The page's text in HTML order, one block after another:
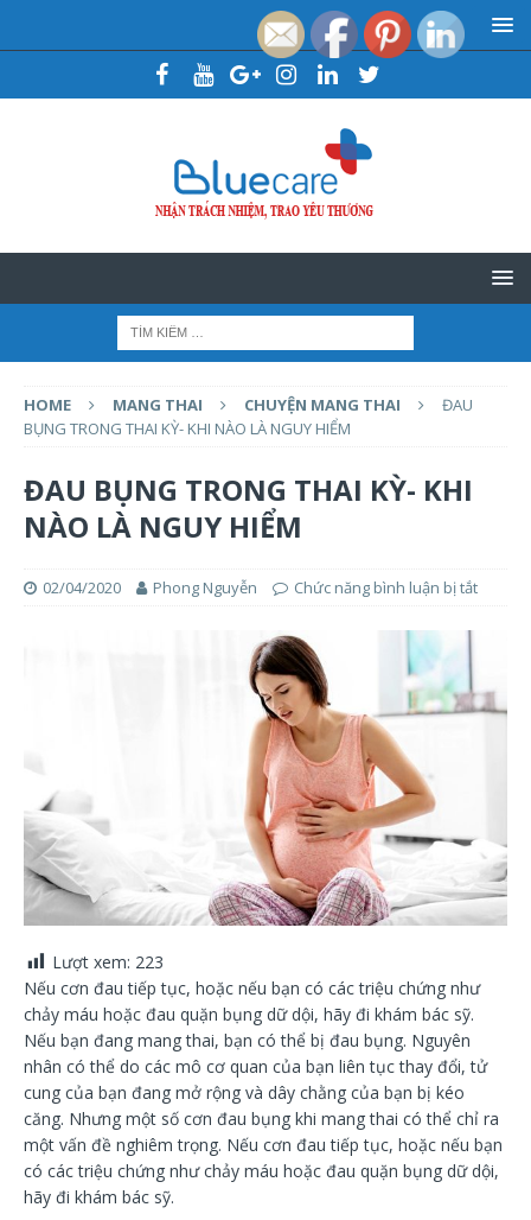
HOME MANG THAI CHUYỆN MANG THAI
ĐAU
BỤNG TRONG THAI KỲ- KHI NÀO LÀ NGUY HIỂM
ĐAU BỤNG TRONG THAI KỲ- KHI
NÀO LÀ NGUY HIỂM
02/04/2020 Phong Nguyễn Chức năng bình luận bị tắt
Lượt xem: 223
Nếu cơn đau tiếp tục, hoặc nếu bạn có các triệu chứng như
chảy máu hoặc đau quặn bụng dữ dội, hãy đi khám bác sỹ.
Nếu bạn đang mang thai, bạn có thể bị đau bụng. Nguyên
nhân có thể do các mô cơ quan của bạn liên tục thay đổi, tử
cung của bạn đang mở rộng và dây chằng của bạn bị kéo
căng. Nhưng một số cơn đau bụng khi mang thai có thể chỉ ra
một vấn đề nghiêm trọng. Nếu cơn đau tiếp tục, hoặc nếu bạn
có các triệu chứng như chảy máu hoặc đau quặn bụng dữ dội,
hãy đi khám bác sỹ.